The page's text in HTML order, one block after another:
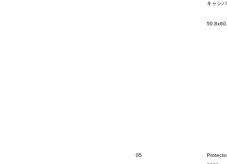
キャン
05